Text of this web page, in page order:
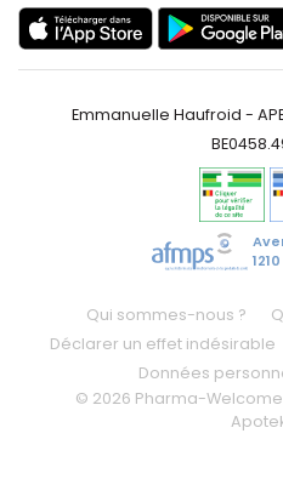
Emmanuelle Haufroid -
Qui sommes-nous ?
Déclarer un effet indésirable
Données
© 2026 Pharma-Welcome